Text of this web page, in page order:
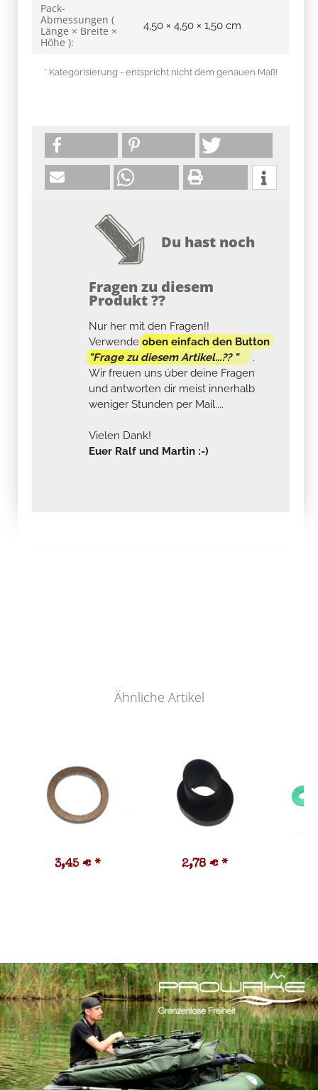
Pack-
Abmessungen (
Länge × Breite ×
Höhe ):
4,50 × 4,50 × 1,50 cm
* Kategorisierung - entspricht nicht dem genauen Maß!
Du hast noch
Fragen zu diesem
Produkt ??
Nur her mit den Fragen!!
Verwendeoben einfach den Button
"Frage zu diesem Artikel...?? "
.
Wir freuen uns über deine Fragen
und antworten dir meist innerhalb
weniger Stunden per Mail....
Vielen Dank!
Euer Ralf und Martin :-)
Ähnliche Artikel
3,45 € * 2,78 € *